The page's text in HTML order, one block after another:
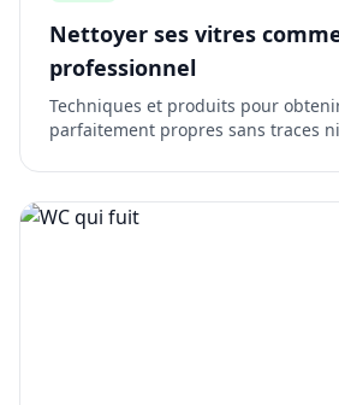
Nettoyer ses vitres
professionnel
Techniques et produits pour
parfaitement propres sans traces